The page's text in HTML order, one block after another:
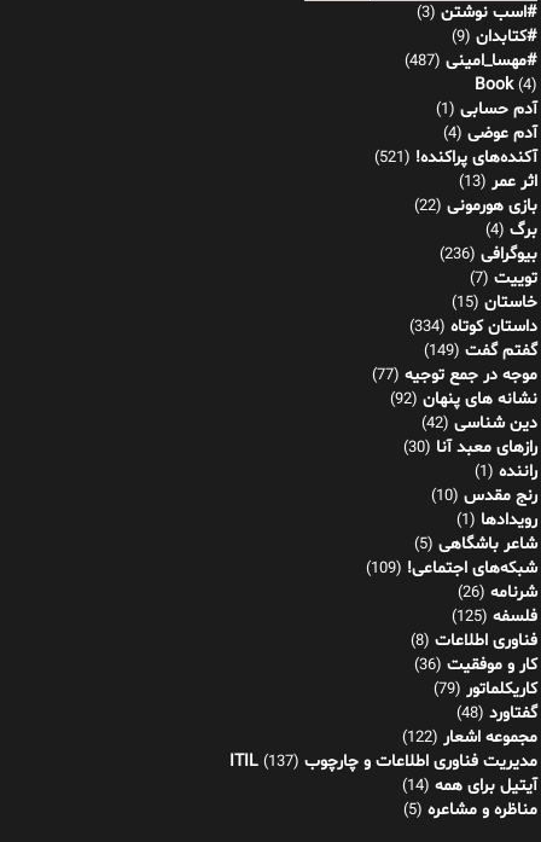
#اسب نوشتن (3)
#کتابدان (9)
#مهسا_امینی (487)
Book(4)
آدم حسابی (1)
آدم عوضی (4)
آکنده‌های پراکنده! (521)
اثر عمر (13)
بازی هورمونی (22)
برگ (4)
بیوگرافی (236)
توییت (7)
خاستان (15)
داستان کوتاه (334)
گفتم گفت (149)
موجه در جمع توجیه (77)
نشانه های پنهان (92)
دین شناسی (42)
رازهای معبد آنا (30)
راننده (1)
رنج مقدس (10)
رویدادها (1)
شاعر باشگاهی (5)
شبکه‌های اجتماعی! (109)
شرنامه (26)
فلسفه (125)
فناوری اطلاعات (8)
کار و موفقیت (36)
کاریکلماتور (79)
گفتاورد (48)
مجموعه اشعار (122)
مدیریت فناوری اطلاعات و چارچوب ITIL (137)
آیتیل برای همه (14)
مناظره و مشاعره (5)